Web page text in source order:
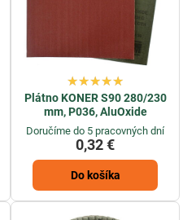
Plátno KONER S90 280/230
mm, P036, AluOxide
Doručíme do 5 pracovných dní
0,32 €
Do košíka